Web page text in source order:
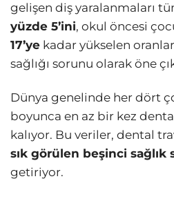
gelişen diş yaralanmaları
yüzde 5’ini, okul öncesi
17’ye kadar yükselen
sağlığı sorunu olarak öne
Dünya genelinde her dört
boyunca en az bir kez
kalıyor. Bu veriler, dental
sık görülen beşinci sağlık
getiriyor.